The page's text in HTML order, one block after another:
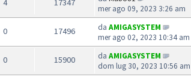
4 17347
mer ago 09, 2023 3:26 am
0 17496 da AMIGASYSTEM
mer ago 02, 2023 10:34 am
0 15900 da AMIGASYSTEM
dom lug 30, 2023 10:56 am